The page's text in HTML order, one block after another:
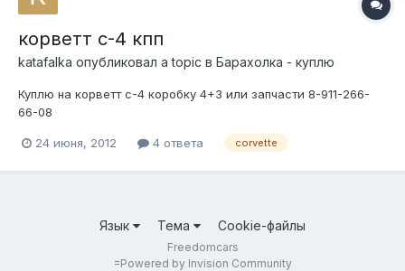
корветт с-4 кпп
katafalka опубликовал a topic в Барахолка - куплю
Куплю на корветт с-4 коробку 4+3 или запчасти 8-911-266-
66-08
24 июня, 2012 4 ответа corvette
Язык Тема Cookie-файлы
Freedomcars
=Powered by Invision Community